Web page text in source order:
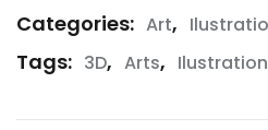
Categories: Art,
Tags: 3D, Arts, Ilustration